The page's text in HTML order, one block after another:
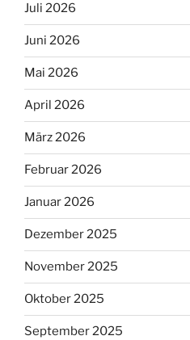
Juli 2026
Juni 2026
Mai 2026
April 2026
März 2026
Februar 2026
Januar 2026
Dezember 2025
November 2025
Oktober 2025
September 2025